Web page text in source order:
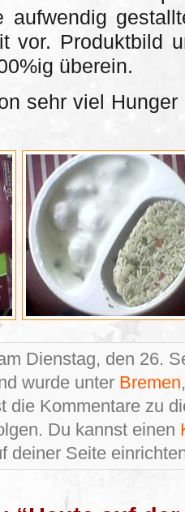
aufwendig
vor. Produktbild
überein.
sehr viel
Dienstag, den 26.
wurde unter Bremen
die Kommentare zu
Du kannst einen
deiner Seite